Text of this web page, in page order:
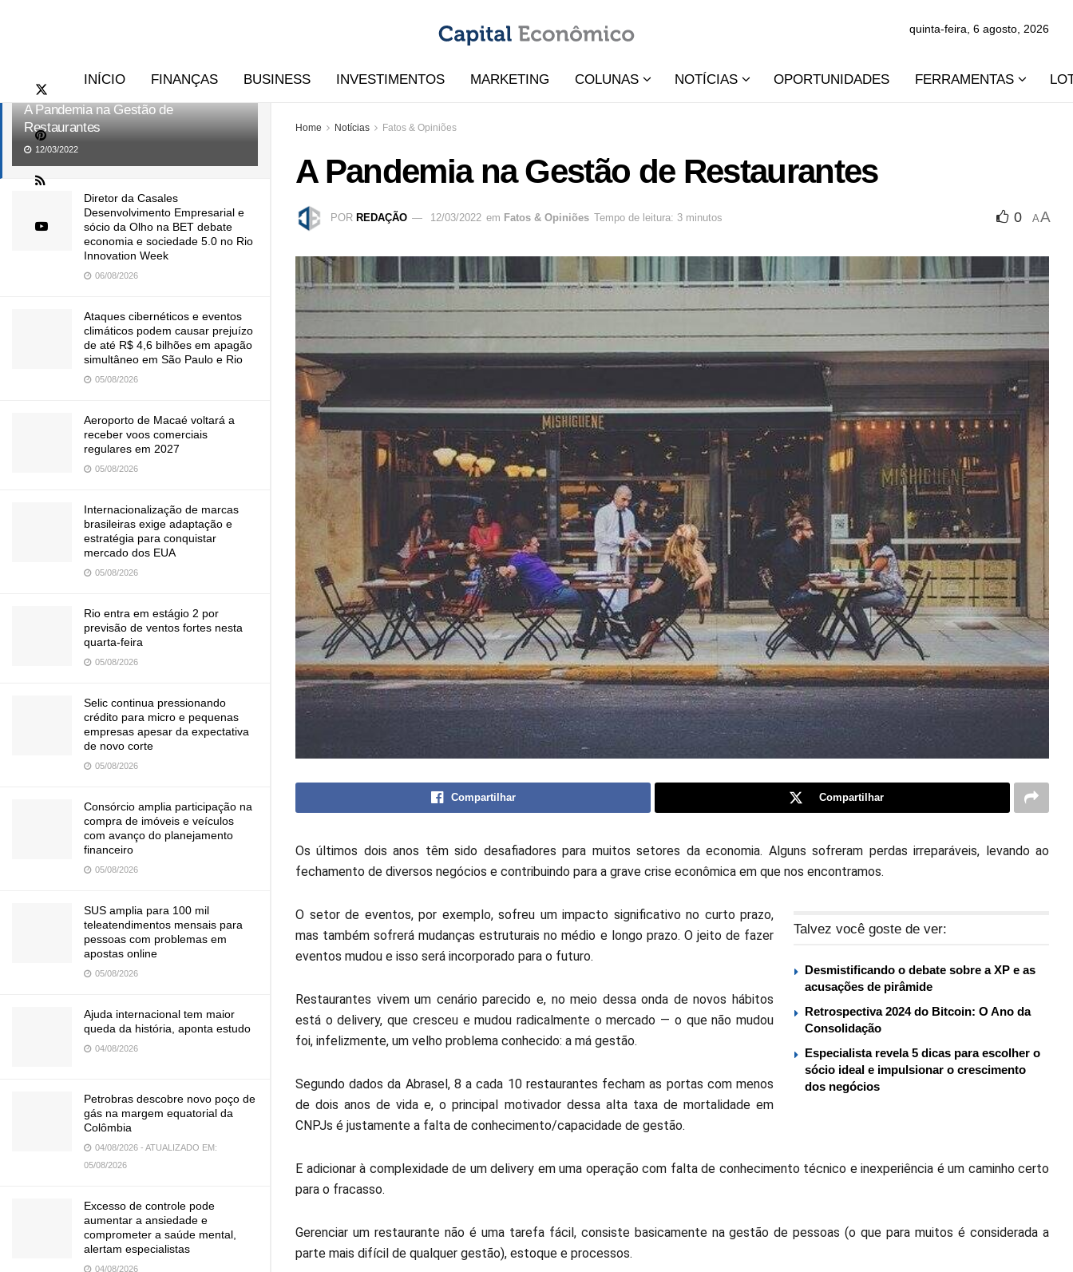
A Pandemia na Gestão de
Restaurantes
12/03/2022
Diretor da Casales
Desenvolvimento Empresarial e
sócio da Olho na BET debate
economia e sociedade 5.0 no Rio
Innovation Week
06/08/2026
Ataques cibernéticos e eventos
climáticos podem causar prejuízo
de até R$ 4,6 bilhões em apagão
simultâneo em São Paulo e Rio
05/08/2026
Aeroporto de Macaé voltará a
receber voos comerciais
regulares em 2027
05/08/2026
Internacionalização de marcas
brasileiras exige adaptação e
estratégia para conquistar
mercado dos EUA
05/08/2026
Rio entra em estágio 2 por
previsão de ventos fortes nesta
quarta-feira
05/08/2026
Selic continua pressionando
crédito para micro e pequenas
empresas apesar da expectativa
de novo corte
05/08/2026
Consórcio amplia participação na
compra de imóveis e veículos
com avanço do planejamento
financeiro
05/08/2026
SUS amplia para 100 mil
teleatendimentos mensais para
pessoas com problemas em
apostas online
05/08/2026
Ajuda internacional tem maior
queda da história, aponta estudo
04/08/2026
Petrobras descobre novo poço de
gás na margem equatorial da
Colômbia
04/08/2026 - ATUALIZADO EM:
05/08/2026
Excesso de controle pode
aumentar a ansiedade e
comprometer a saúde mental,
alertam especialistas
04/08/2026
quinta-feira, 6 agosto, 2026
INÍCIO FINANÇAS BUSINESS INVESTIMENTOS MARKETING COLUNAS NOTÍCIAS OPORTUNIDADES FERRAMENTAS
Home Notícias Fatos & Opiniões
A Pandemia na Gestão de Restaurantes
POR REDAÇÃO 12/03/2022 em Fatos & Opiniões Tempo de leitura: 3 minutos 0 AA
Compartilhar Compartilhar
Os últimos dois anos têm sido desafiadores para muitos setores da economia. Alguns sofreram perdas irreparáveis, levando ao
fechamento de diversos negócios e contribuindo para a grave crise econômica em que nos encontramos.
Talvez você goste de ver:
Desmistificando o debate sobre a XP e as
acusações de pirâmide
Retrospectiva 2024 do Bitcoin: O Ano da
Consolidação
Especialista revela 5 dicas para escolher o
sócio ideal e impulsionar o crescimento
dos negócios
O setor de eventos, por exemplo, sofreu um impacto significativo no curto prazo,
mas também sofrerá mudanças estruturais no médio e longo prazo. O jeito de fazer
eventos mudou e isso será incorporado para o futuro.
Restaurantes vivem um cenário parecido e, no meio dessa onda de novos hábitos
está o delivery, que cresceu e mudou radicalmente o mercado — o que não mudou
foi, infelizmente, um velho problema conhecido: a má gestão.
Segundo dados da Abrasel, 8 a cada 10 restaurantes fecham as portas com menos
de dois anos de vida e, o principal motivador dessa alta taxa de mortalidade em
CNPJs é justamente a falta de conhecimento/capacidade de gestão.
E adicionar à complexidade de um delivery em uma operação com falta de conhecimento técnico e inexperiência é um caminho certo
para o fracasso.
Gerenciar um restaurante não é uma tarefa fácil, consiste basicamente na gestão de pessoas (o que para muitos é considerada a
parte mais difícil de qualquer gestão), estoque e processos.